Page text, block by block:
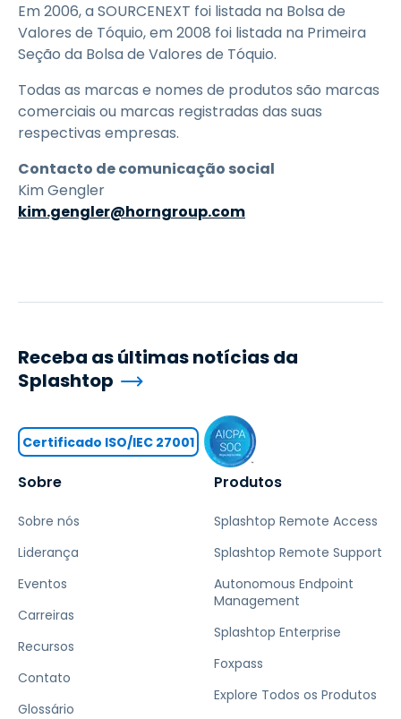
Em 2006, a SOURCENEXT foi listada na Bolsa de
Valores de Tóquio, em 2008 foi listada na Primeira
Seção da Bolsa de Valores de Tóquio.
Todas as marcas e nomes de produtos são marcas
comerciais ou marcas registradas das suas
respectivas empresas.
Contacto de comunicação social
Kim Gengler
kim.gengler@horngroup.com
Sobre
Sobre nós
Liderança
Eventos
Carreiras
Recursos
Contato
Glossário
Produtos
Splashtop Remote Access
Splashtop Remote Support
Autonomous Endpoint
Management
Splashtop Enterprise
Foxpass
Explore Todos os Produtos
Receba as últimas notícias da
Splashtop
Certificado ISO/IEC 27001